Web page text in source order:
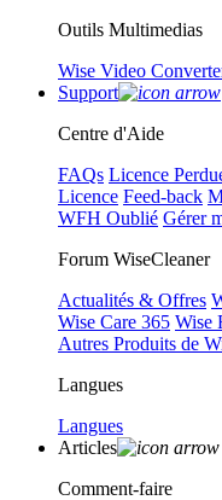
Outils Multimedias
Wise Video
Support
Centre d'Aide
FAQs Licence
Licence Feed-back
WFH Oublié Gérer
Forum WiseCleaner
Actualités & Offres
Wise Care 365 Wise
Autres Produits de
Langues
Langues
Articles
Comment-faire